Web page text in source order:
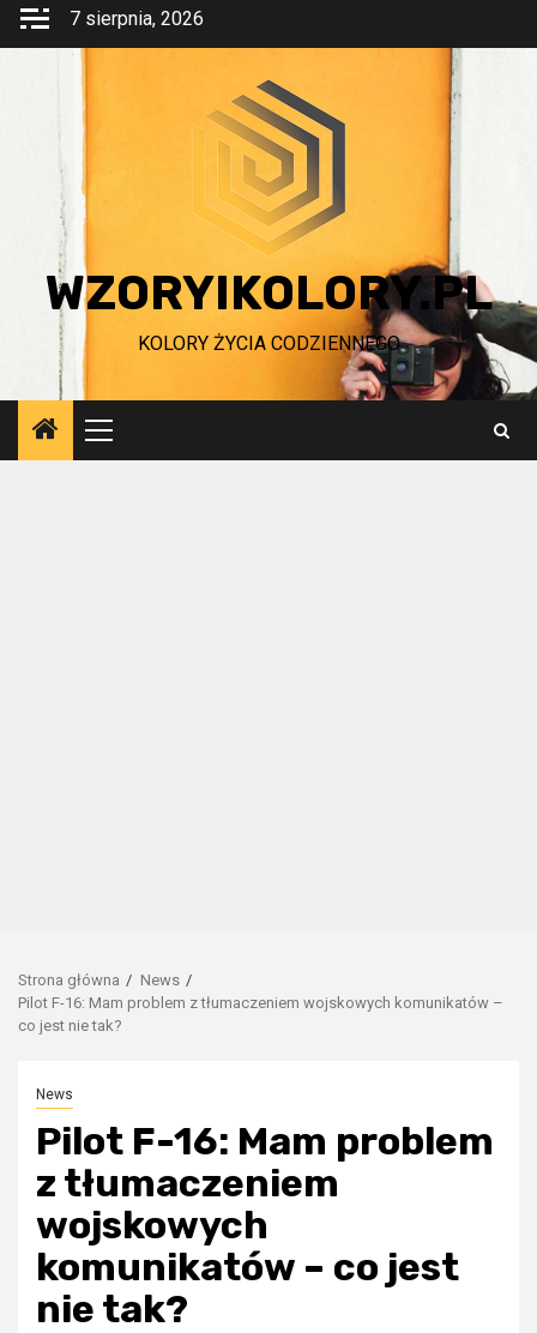
Przejdź
7 sierpnia, 2026
WZORYIKOLORY.PL
KOLORY ŻYCIA CODZIENNEGO
Menu
główne
Strona główna
News
Pilot F-16: Mam problem z tłumaczeniem wojskowych komunikatów –
co jest nie tak?
News
Pilot F-16: Mam problem
z tłumaczeniem
wojskowych
komunikatów – co jest
nie tak?